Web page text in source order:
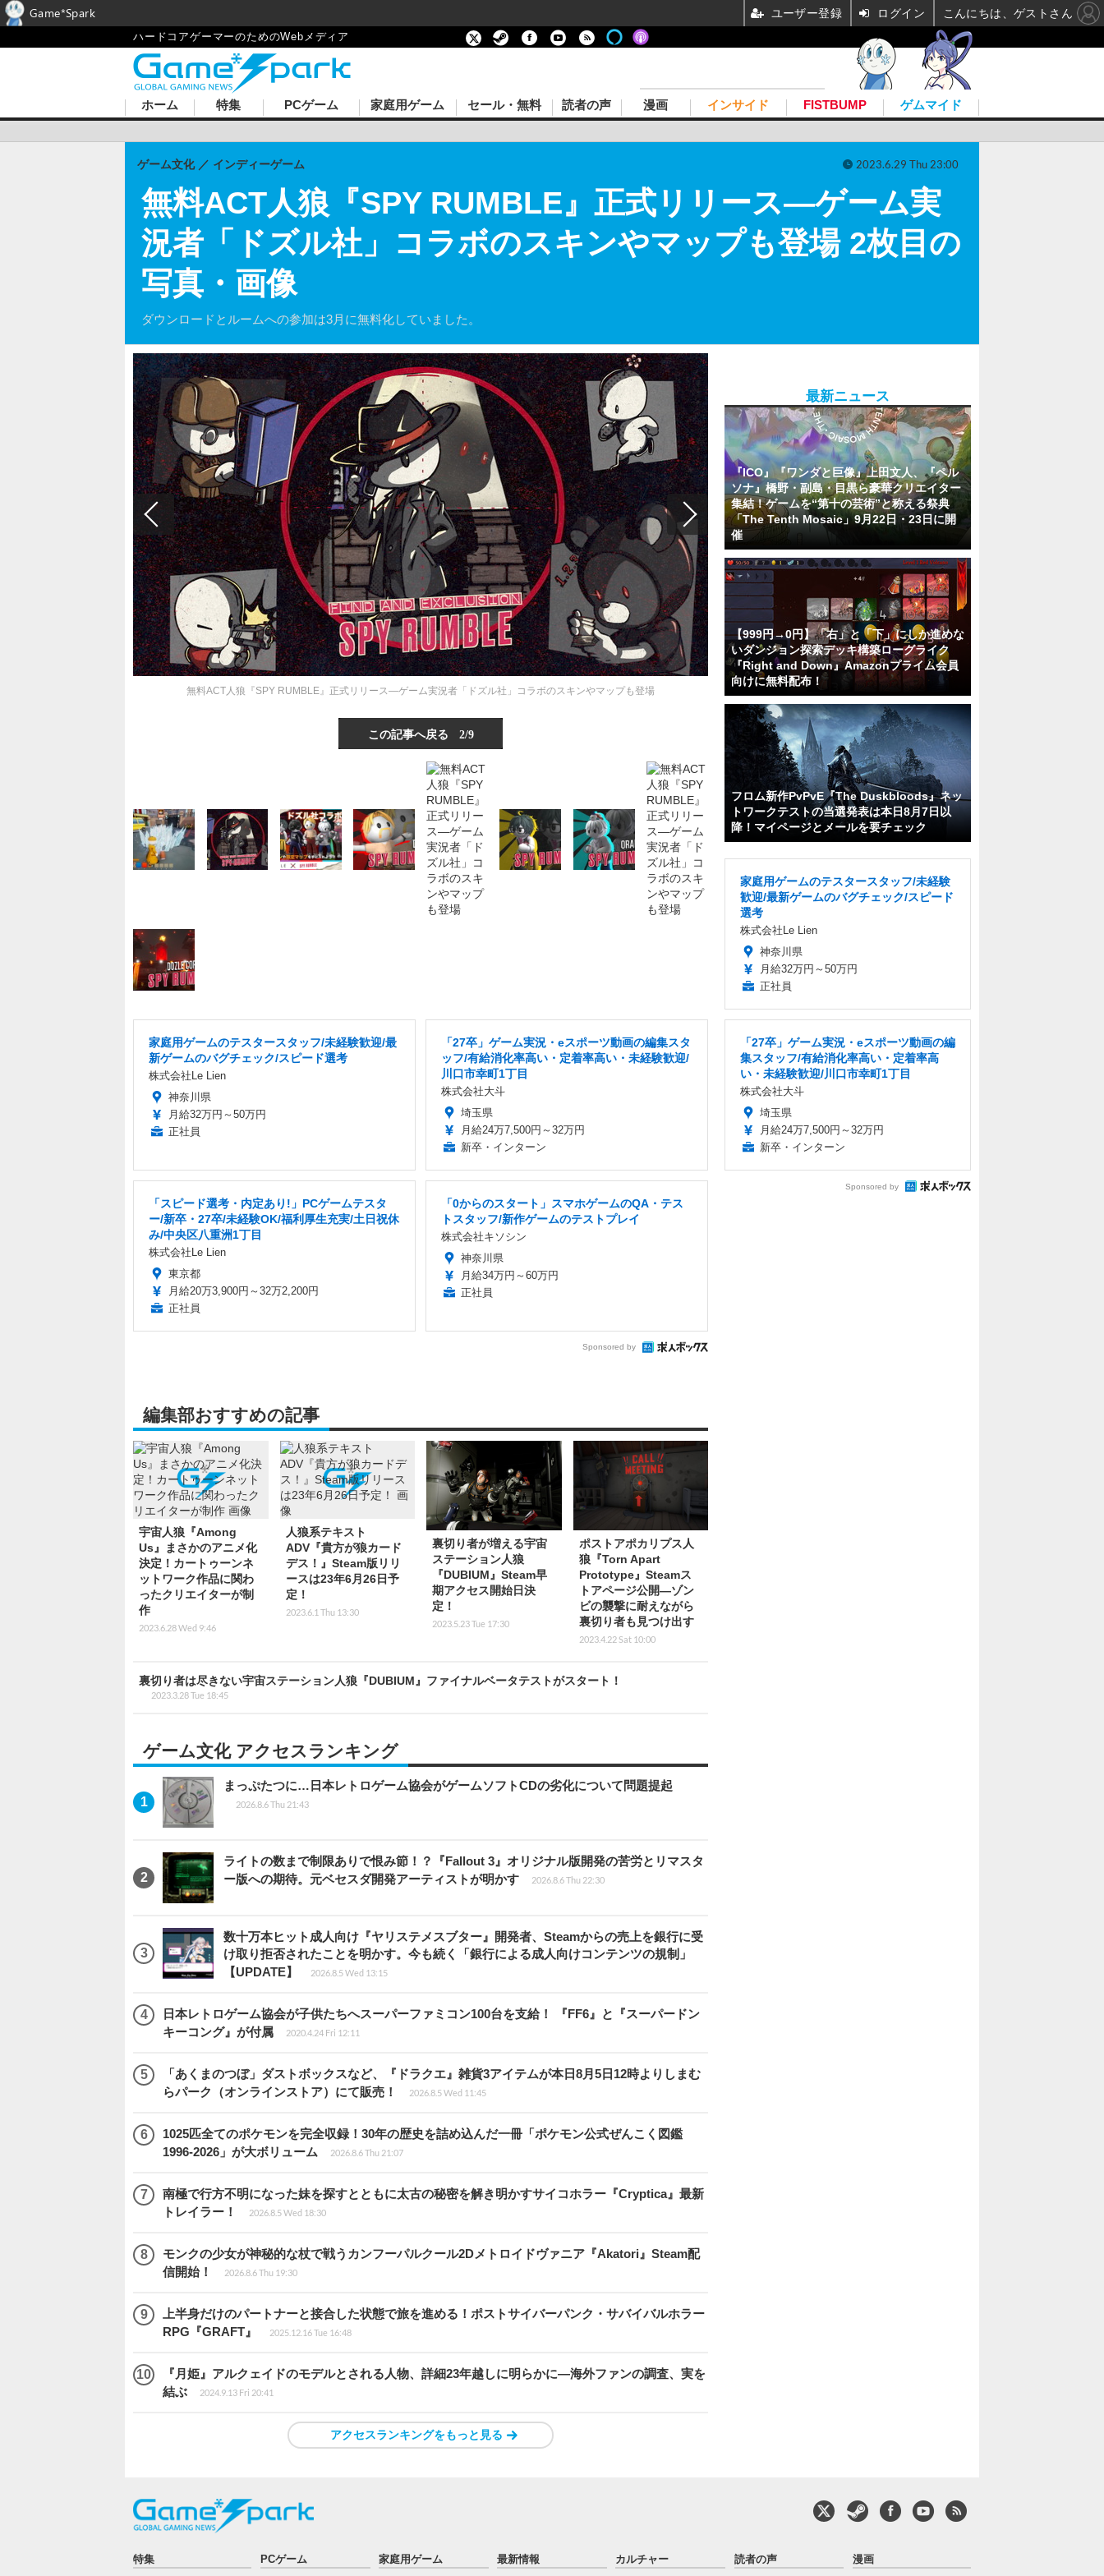
ハードコアゲーマーのためのWebメディア
ホーム 特集 PCゲーム 家庭用ゲーム セール・無料 読者の声 漫画 インサイド FISTBUMP ゲムマイド
無料ACT人狼『SPY RUMBLE』正式リリース―ゲーム実
況者「ドズル社」コラボのスキンやマップも登場 2枚目の
写真・画像
ダウンロードとルームへの参加は3月に無料化していました。
ゲーム文化 インディーゲーム 2023.6.29 Thu 23:00
無料ACT人狼『SPY RUMBLE』正式リリース―ゲーム実況者「ドズル社」コラボのスキンやマップも登場
この記事へ戻る 2/9
家庭用ゲームのテスタースタッフ/未経験歓迎/最
新ゲームのバグチェック/スピード選考
株式会社Le Lien
神奈川県
月給32万円～50万円
正社員
「27卒」ゲーム実況・eスポーツ動画の編集スタ
ッフ/有給消化率高い・定着率高い・未経験歓迎/
川口市幸町1丁目
株式会社大斗
埼玉県
月給24万7,500円～32万円
新卒・インターン
「スピード選考・内定あり!」PCゲームテスタ
ー/新卒・27卒/未経験OK/福利厚生充実/土日祝休
み/中央区八重洲1丁目
株式会社Le Lien
東京都
月給20万3,900円～32万2,200円
正社員
「0からのスタート」スマホゲームのQA・テス
トスタッフ/新作ゲームのテストプレイ
株式会社キソシン
神奈川県
月給34万円～60万円
正社員
Sponsored by
編集部おすすめの記事
宇宙人狼『Among
Us』まさかのアニメ化
決定！カートゥーンネ
ットワーク作品に関わ
ったクリエイターが制
作
2023.6.28 Wed 9:46
人狼系テキスト
ADV『貴方が狼カード
デス！』Steam版リリ
ースは23年6月26日予
定！
2023.6.1 Thu 13:30
裏切り者が増える宇宙
ステーション人狼
『DUBIUM』Steam早
期アクセス開始日決
定！
2023.5.23 Tue 17:30
ポストアポカリプス人
狼『Torn Apart
Prototype』Steamス
トアページ公開―ゾン
ビの襲撃に耐えながら
裏切り者も見つけ出す
2023.4.22 Sat 10:00
裏切り者は尽きない宇宙ステーション人狼『DUBIUM』ファイナルベータテストがスタート！
2023.3.28 Tue 18:45
ゲーム文化 アクセスランキング
まっぷたつに…日本レトロゲーム協会がゲームソフトCDの劣化について問題提起
2026.8.6 Thu 21:43
ライトの数まで制限ありで恨み節！？『Fallout 3』オリジナル版開発の苦労とリマスタ
ー版への期待。元ベセスダ開発アーティストが明かす
2026.8.6 Thu 22:30
数十万本ヒット成人向け『ヤリステメスブター』開発者、Steamからの売上を銀行に受
け取り拒否されたことを明かす。今も続く「銀行による成人向けコンテンツの規制」
【UPDATE】
2026.8.5 Wed 13:15
日本レトロゲーム協会が子供たちへスーパーファミコン100台を支給！ 『FF6』と『スーパードン
キーコング』が付属
2020.4.24 Fri 12:11
「あくまのつぼ」ダストボックスなど、『ドラクエ』雑貨3アイテムが本日8月5日12時よりしまむ
らパーク（オンラインストア）にて販売！
2026.8.5 Wed 11:45
1025匹全てのポケモンを完全収録！30年の歴史を詰め込んだ一冊「ポケモン公式ぜんこく図鑑
1996-2026」が大ボリューム
2026.8.6 Thu 21:07
南極で行方不明になった妹を探すとともに太古の秘密を解き明かすサイコホラー『Cryptica』最新
トレイラー！
2026.8.5 Wed 18:30
モンクの少女が神秘的な杖で戦うカンフーパルクール2Dメトロイドヴァニア『Akatori』Steam配
信開始！
2026.8.6 Thu 19:30
上半身だけのパートナーと接合した状態で旅を進める！ポストサイバーパンク・サバイバルホラー
RPG『GRAFT』
2025.12.16 Tue 16:48
『月姫』アルクェイドのモデルとされる人物、詳細23年越しに明らかに―海外ファンの調査、実を
結ぶ
2024.9.13 Fri 20:41
アクセスランキングをもっと見る
最新ニュース
『ICO』『ワンダと巨像』上田文人、『ペル
ソナ』橋野・副島・目黒ら豪華クリエイター
集結！ゲームを“第十の芸術”と称える祭典
「The Tenth Mosaic」9月22日・23日に開
催
【999円→0円】「右」と「下」にしか進めな
いダンジョン探索デッキ構築ローグライク
『Right and Down』Amazonプライム会員
向けに無料配布！
フロム新作PvPvE『The Duskbloods』ネッ
トワークテストの当選発表は本日8月7日以
降！マイページとメールを要チェック
家庭用ゲームのテスタースタッフ/未経験
歓迎/最新ゲームのバグチェック/スピード
選考
株式会社Le Lien
神奈川県
月給32万円～50万円
正社員
「27卒」ゲーム実況・eスポーツ動画の編
集スタッフ/有給消化率高い・定着率高
い・未経験歓迎/川口市幸町1丁目
株式会社大斗
埼玉県
月給24万7,500円～32万円
新卒・インターン
Sponsored by
特集 PCゲーム 家庭用ゲーム 最新情報 カルチャー 読者の声 漫画
Game*Spark ユーザー登録 ログイン こんにちは、ゲストさん